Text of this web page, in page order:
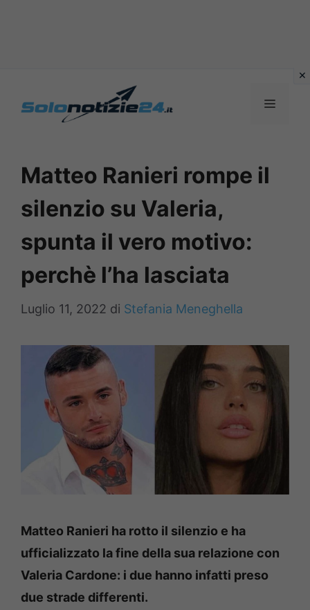
MENU
Matteo Ranieri rompe il
silenzio su Valeria,
spunta il vero motivo:
perchè l’ha lasciata
Luglio 11, 2022 di Stefania Meneghella
Matteo Ranieri ha rotto il silenzio e ha
ufficializzato la fine della sua relazione con
Valeria Cardone: i due hanno infatti preso
due strade differenti.